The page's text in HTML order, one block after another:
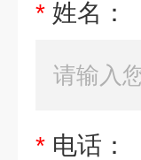
* 姓名：
* 电话：